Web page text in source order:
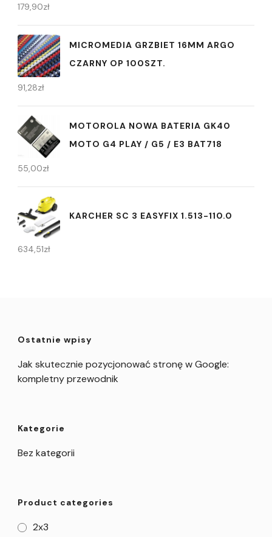
179,90zł
MICROMEDIA GRZBIET 16MM ARGO
CZARNY OP 100SZT.
91,28zł
MOTOROLA NOWA BATERIA GK40
MOTO G4 PLAY / G5 / E3 BAT718
55,00zł
KARCHER SC 3 EASYFIX 1.513-110.0
634,51zł
Ostatnie wpisy
Jak skutecznie pozycjonować stronę w Google:
kompletny przewodnik
Kategorie
Bez kategorii
Product categories
2x3